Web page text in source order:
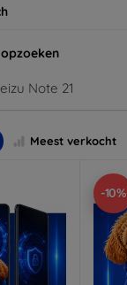
Note 21
Meest verkocht
-10%